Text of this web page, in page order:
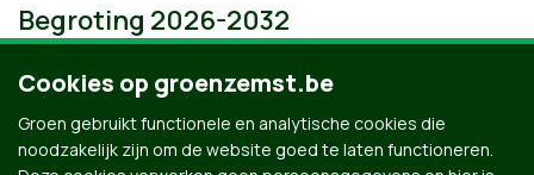
Begroting 2026-2032
Cookies op groenzemst.be
Groen gebruikt functionele en analytische cookies die
noodzakelijk zijn om de website goed te laten functioneren.